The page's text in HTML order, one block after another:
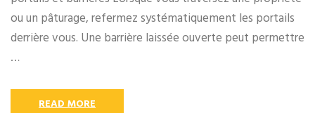
ou un pâturage, refermez systématiquement les portails
derrière vous. Une barrière laissée ouverte peut permettre
…
READ MORE